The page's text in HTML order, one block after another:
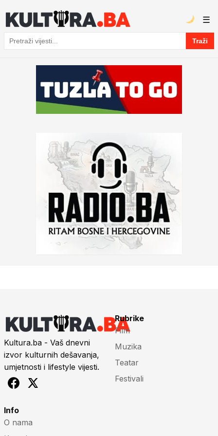
Pretraga
Traži
☰
Kultura.ba - Vaš dnevni
izvor kulturnih dešavanja,
umjetnosti i lifestyle vijesti.
Rubrike
Film
Muzika
Teatar
Festivali
Info
O nama